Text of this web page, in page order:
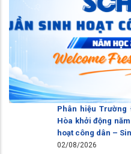
Phân hiệu Trường
Hòa khởi động
hoạt công dân –
02/08/2026